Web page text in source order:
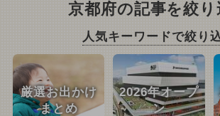
京都府の記事を絞り
人気キーワードで絞り
厳選お出かけ
まとめ
2026年オープ
ン